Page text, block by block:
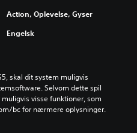
Action, Oplevelse, Gyser
Engelsk
skal dit system muligvis
Selvom dette spil
visse funktioner, som
bc for nærmere oplysninger.